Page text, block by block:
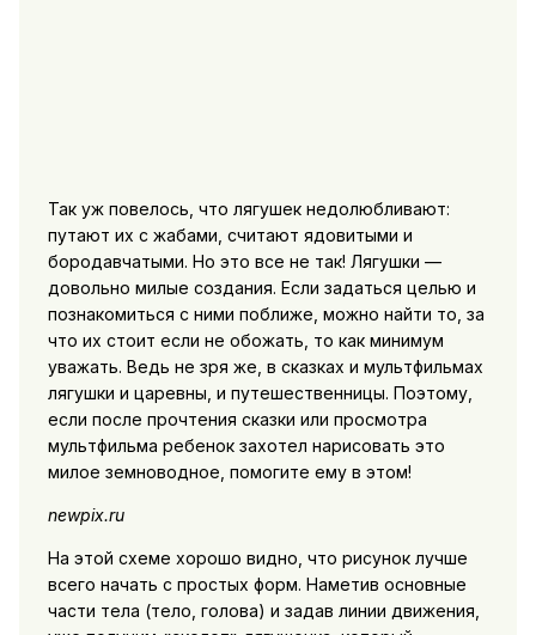
Так уж повелось, что лягушек недолюбливают:
путают их с жабами, считают ядовитыми и
бородавчатыми. Но это все не так! Лягушки —
довольно милые создания. Если задаться целью и
познакомиться с ними поближе, можно найти то, за
что их стоит если не обожать, то как минимум
уважать. Ведь не зря же, в сказках и мультфильмах
лягушки и царевны, и путешественницы. Поэтому,
если после прочтения сказки или просмотра
мультфильма ребенок захотел нарисовать это
милое земноводное, помогите ему в этом!
newpix.ru
На этой схеме хорошо видно, что рисунок лучше
всего начать с простых форм. Наметив основные
части тела (тело, голова) и задав линии движения,